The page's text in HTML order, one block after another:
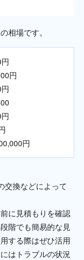
相場です。
円
円
交換などによって
に見積もりを確認
階でも簡易的な見
する際はぜひ活用
はトラブルの状況